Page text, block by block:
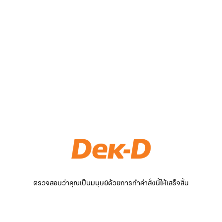
ตรวจสอบว่าคุณเป็นมนุษย์ด้วยการทำคำสั่งนี้ให้เสร็จสิ้น